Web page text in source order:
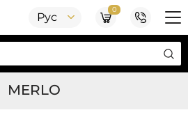
Рус
0
MERLO